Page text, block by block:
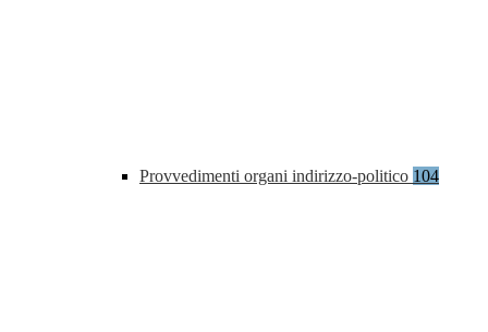
Provvedimenti organi indirizzo-politico 104